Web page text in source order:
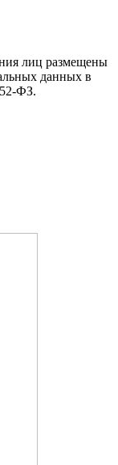
лиц размещены
данных в
ФЗ.